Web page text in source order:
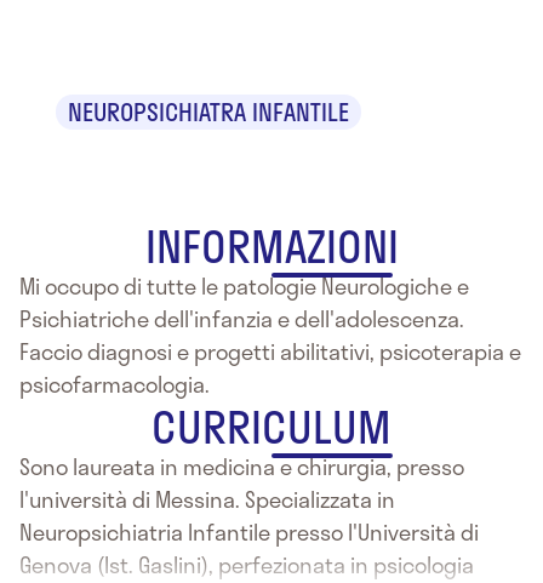
NEUROPSICHIATRA INFANTILE
INFORMAZIONI
Mi occupo di tutte le patologie Neurologiche e
Psichiatriche dell'infanzia e dell'adolescenza.
Faccio diagnosi e progetti abilitativi, psicoterapia e
psicofarmacologia.
CURRICULUM
Sono laureata in medicina e chirurgia, presso
l'università di Messina. Specializzata in
Neuropsichiatria Infantile presso l'Università di
Genova (Ist. Gaslini), perfezionata in psicologia